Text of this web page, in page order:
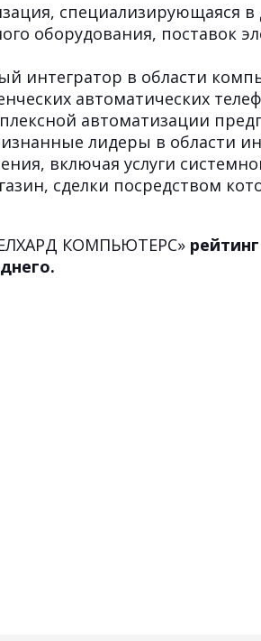
оборудования, поставок
интегратор в области
автоматических
автоматизации
лидеры в области
включая услуги
сделки посредством
КОМПЬЮТЕРС»